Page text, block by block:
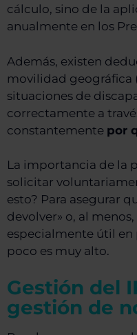
cálculo, sino de la
anualmente en los
Además, existen
movilidad geográfica
situaciones de
correctamente a
constantemente por
La importancia de la
solicitar
esto? Para asegurar
devolver» o, al
especialmente útil en
poco es muy alto.
Gestión del
gestión de